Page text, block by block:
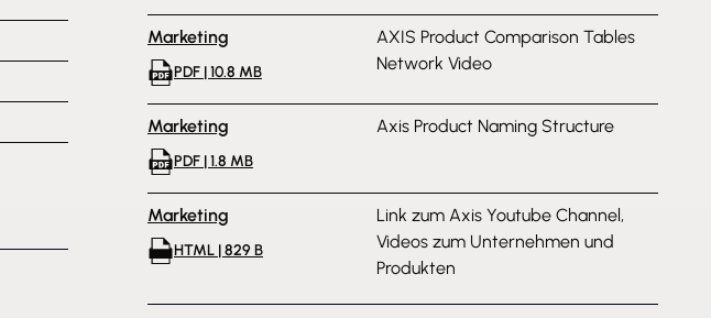
Marketing
PDF | 10.8 MB
AXIS Product Comparison Tables
Network Video
Marketing
PDF | 1.8 MB
Axis Product Naming Structure
Marketing
HTML | 829 B
Link zum Axis Youtube Channel,
Videos zum Unternehmen und
Produkten